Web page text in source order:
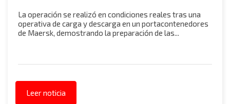
La operación se realizó en condiciones reales tras una
operativa de carga y descarga en un portacontenedores
de Maersk, demostrando la preparación de las...
Leer noticia